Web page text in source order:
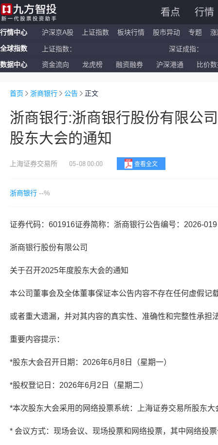
看点 行情
行情中心 沪深京A股 上证指数 板块行情 股市异动 专题
全球指数 上证指数： 深证成指：
恒生指数： 国企指数：
数据中心 资金流向 龙虎榜 融资融券 沪深港通 比价
首页 浙商银行 公告 正文
浙商银行:浙商银行股份有限公
股东大会的通知
上海证券交易所 05-08 00:00 查看全文
浙商银行 --%
证券代码：601916证券简称：浙商银行公告编号：2026-019
浙商银行股份有限公司
关于召开2025年度股东大会的通知
本公司董事会及全体董事保证本公告内容不存在任何虚假记
或者重大遗漏，并对其内容的真实性、准确性和完整性承担
重要内容提示：
*股东大会召开日期：2026年6月8日（星期一）
*股权登记日：2026年6月2日（星期二）
*本次股东大会采用的网络投票系统：上海证券交易所股东大
* 会议方式：现场会议、现场投票和网络投票，其中网络投